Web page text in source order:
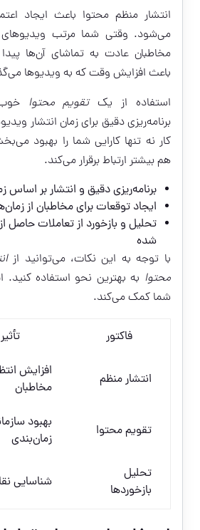
انتشار منظم محتوا باعث ایجاد
می‌شود. وقتی شما مرتب ویدیوهای
مخاطبان عادت به تماشای آن‌ها
باعث افزایش وقت که به ویدیوها
استفاده از یکتقویم محتوا
برنامه‌ریزی دقیق برای زمان انتشار
کار نه تنها کارایی شما را بهبود
هم بیشتر ارتباط برقرار می‌کند.
برنامه‌ریزی دقیق و انتشار بر
ایجاد توقعات برای مخاطبان از
تحلیل و بازخورد از تعاملات حاصل
شده
با توجه به این نکات، می‌توانید از
محتوا به بهترین نحو استفاده کنید.
شما کمک می‌کند.
فاکتور
انتشار منظم
افزایش
مخاطبان
تقویم محتوا
بهبود
زمان‌بندی
تحلیل
بازخورد‌ها
شناسایی